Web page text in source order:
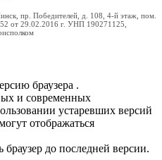
пр. Победителей, д. 108, 4-й этаж, пом.
от 29.02.2016 г. УНП 190271125,
браузера .
и современных
устаревших версий
отображаться
до последней версии.